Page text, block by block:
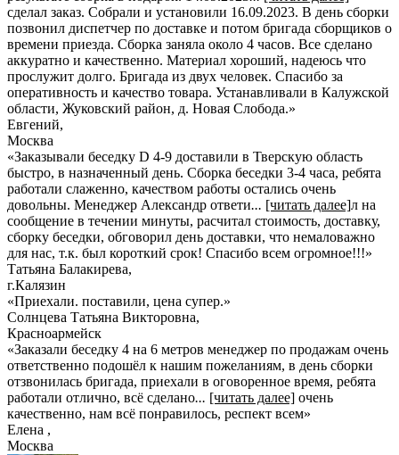
сделал заказ. Собрали и установили 16.09.2023. В день сборки
позвонил диспетчер по доставке и потом бригада сборщиков о
времени приезда. Сборка заняла около 4 часов. Все сделано
аккуратно и качественно. Материал хороший, надеюсь что
прослужит долго. Бригада из двух человек. Спасибо за
оперативность и качество товара. Устанавливали в Калужской
области, Жуковский район, д. Новая Слобода.»
Евгений,
Москва
«Заказывали беседку D 4-9 доставили в Тверскую область
быстро, в назначенный день. Сборка беседки 3-4 часа, ребята
работали слаженно, качеством работы остались очень
довольны. Менеджер Александр ответи... [читать далее]л на
сообщение в течении минуты, расчитал стоимость, доставку,
сборку беседки, обговорил день доставки, что немаловажно
для нас, т.к. был короткий срок! Спасибо всем огромное!!!»
Татьяна Балакирева,
г.Калязин
«Приехали. поставили, цена супер.»
Солнцева Татьяна Викторовна,
Красноармейск
«Заказали беседку 4 на 6 метров менеджер по продажам очень
ответственно подошёл к нашим пожеланиям, в день сборки
отзвонилась бригада, приехали в оговоренное время, ребята
работали отлично, всё сделано... [читать далее] очень
качественно, нам всё понравилось, респект всем»
Елена ,
Москва